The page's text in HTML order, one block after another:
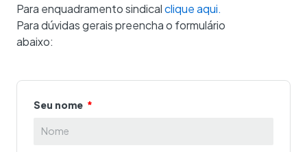
Para enquadramento sindicalclique aqui.
Para dúvidas gerais preencha o formulário
abaixo:
Seu nome